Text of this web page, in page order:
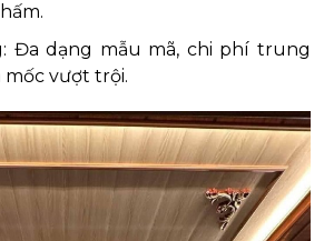
Đa dạng mẫu mã, chi phí trung
vượt trội.